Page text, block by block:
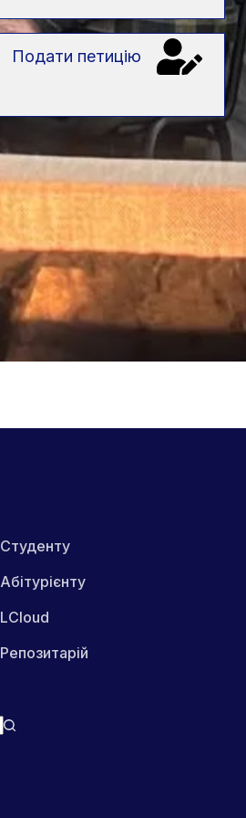
Подати петицію
Студенту
Абітурієнту
LCloud
Репозитарій